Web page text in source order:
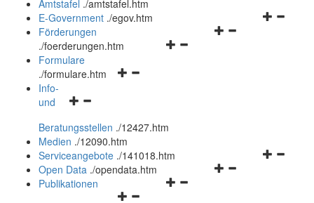
Amtstafel ./amtstafel.htm
Navigationsmenü
E-Government ./egov.htm
Navigationsmenü
Förderungen
./foerderungen.htm
Navigationsmenü
Formulare
./formulare.htm
Navigationsmenü
und
schließen
Info-
und
Beratungsstellen ./12427.htm
Medien ./12090.htm
Navigationsmenü
Serviceangebote ./141018.htm
Navigationsmenü
Open Data ./opendata.htm
Navigationsmenü
Publikationen